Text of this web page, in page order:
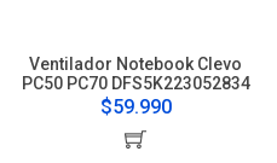
Ventilador Notebook Clevo
PC50 PC70 DFS5K223052834
$59.990